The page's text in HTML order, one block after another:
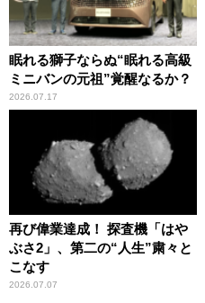
眠れる獅子ならぬ“眠れる高級
ミニバンの元祖”覚醒なるか？
2026.07.17
再び偉業達成！ 探査機「はや
ぶさ2」、第二の“人生”粛々と
こなす
2026.07.07